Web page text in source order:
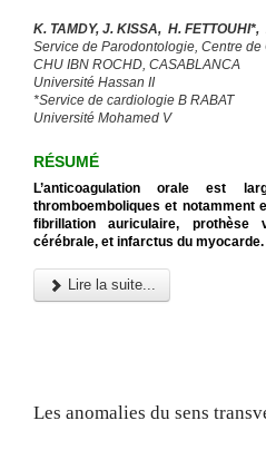
K. TAMDY, J. KISSA, H.
Service de Parodontologie, Centre
CHU IBN ROCHD, CASABLANCA
Université Hassan II
*Service de cardiologie B RABAT
Université Mohamed V
RÉSUMÉ
L’anticoagulation orale est
thromboemboliques et notamment
fibrillation auriculaire, prothèse
cérébrale, et infarctus du myocarde.
Lire la suite...
Les anomalies du sens